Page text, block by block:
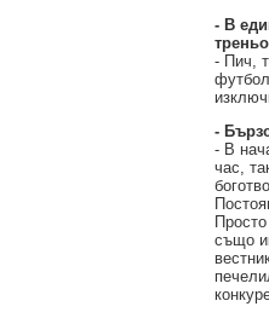
- В
- Пич,
-
- В
час,
също